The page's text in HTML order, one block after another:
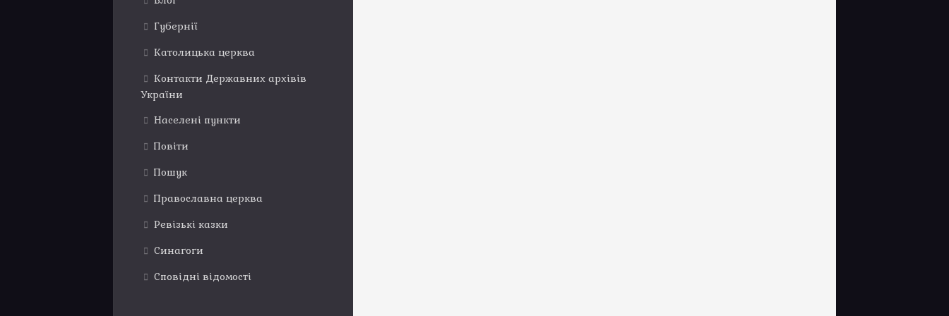
Губернії
Католицька церква
Контакти Державних архівів
України
Населені пункти
Повіти
Пошук
Православна церква
Ревізькі казки
Синагоги
Сповідні відомості